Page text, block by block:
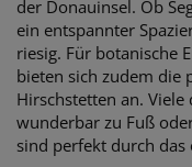
der Donauinsel. Ob
ein entspannter
riesig. Für botanische
bieten sich zudem die
Hirschstetten an. Viele
wunderbar zu Fuß
sind perfekt durch